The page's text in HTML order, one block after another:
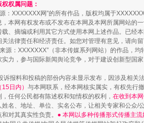
下公款旅游的“隐身衣”
权属问题：
：XXXXXXX网”的所有作品，版权均属于
，本网有权发布或不发布在本网及本网所属网站的
、摘编或利用其它方式使用本网上述作品。已经
法律责任和经济责任。如您对管理有意见，请向
源：XXXXXXX”（非本传媒系列网站）的作品，
力，参与国际新闻舆论竞争，对于建设创新型国
诉报料和投稿的部份内容未显示发布，因涉及相关
（15日内） 与本网联系，经本网核实属实，有权先行
任何公民都有陈述权和知情权的权利， 在收到本
名、地址、单位、实名公布，让相关专家和公众
对其真实性负责。 ● 本网以多种传播形式传播主流